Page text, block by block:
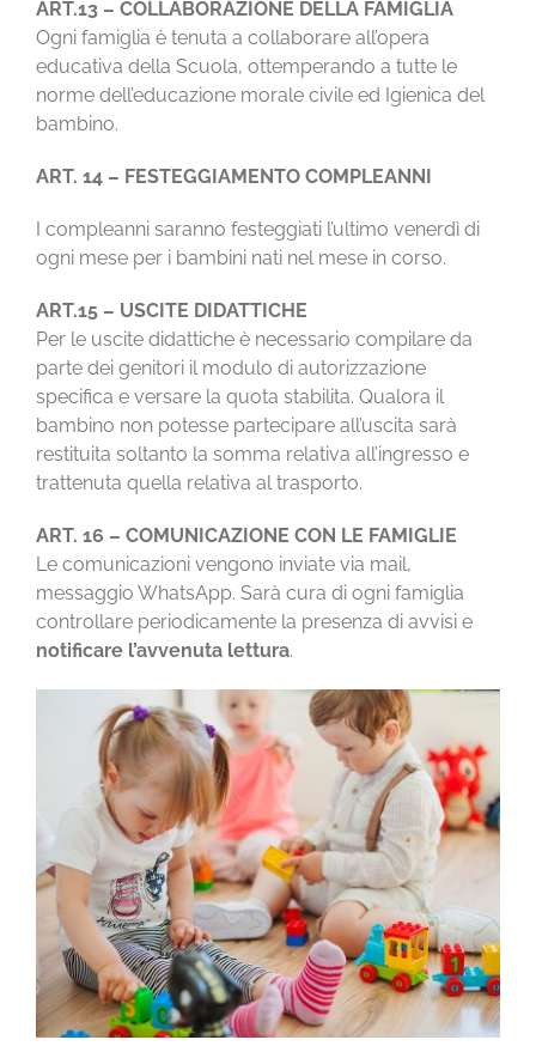
ART.13 – COLLABORAZIONE DELLA FAMIGLIA
Ogni famiglia è tenuta a collaborare all’opera
educativa della Scuola, ottemperando a tutte le
norme dell’educazione morale civile ed Igienica del
bambino.
ART. 14 – FESTEGGIAMENTO COMPLEANNI
I compleanni saranno festeggiati l’ultimo venerdì di
ogni mese per i bambini nati nel mese in corso.
ART.15 – USCITE DIDATTICHE
Per le uscite didattiche è necessario compilare da
parte dei genitori il modulo di autorizzazione
specifica e versare la quota stabilita. Qualora il
bambino non potesse partecipare all’uscita sarà
restituita soltanto la somma relativa all’ingresso e
trattenuta quella relativa al trasporto.
ART. 16 – COMUNICAZIONE CON LE FAMIGLIE
Le comunicazioni vengono inviate via mail,
messaggio WhatsApp. Sarà cura di ogni famiglia
controllare periodicamente la presenza di avvisi e
notificare l’avvenuta lettura.